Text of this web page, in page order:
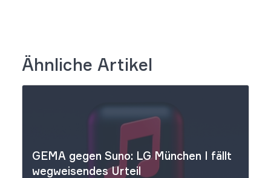
Ähnliche Artikel
GEMA gegen Suno: LG München I fällt
wegweisendes Urteil